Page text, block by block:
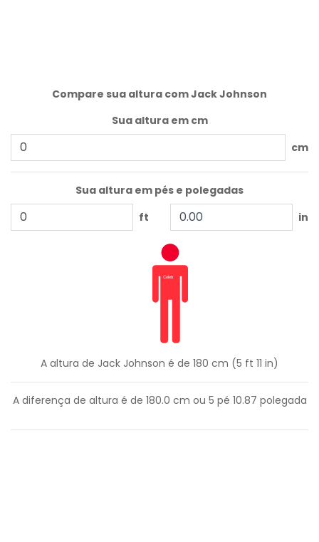
Compare sua altura com Jack Johnson
Sua altura em cm
cm
Sua altura em pés e polegadas
ft
in
A altura de Jack Johnson é de 180 cm (5 ft 11 in)
A diferença de altura é de 180.0 cm ou 5 pé 10.87 polegada